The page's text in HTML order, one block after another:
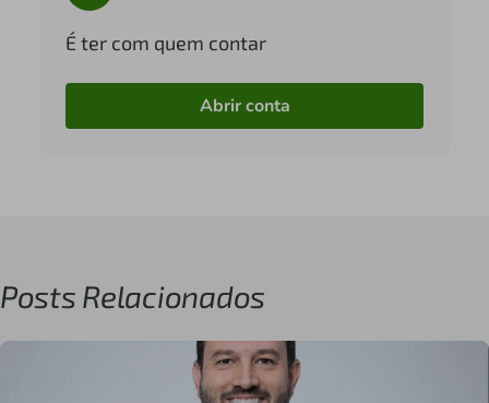
É ter com quem contar
Abrir conta
Posts Relacionados